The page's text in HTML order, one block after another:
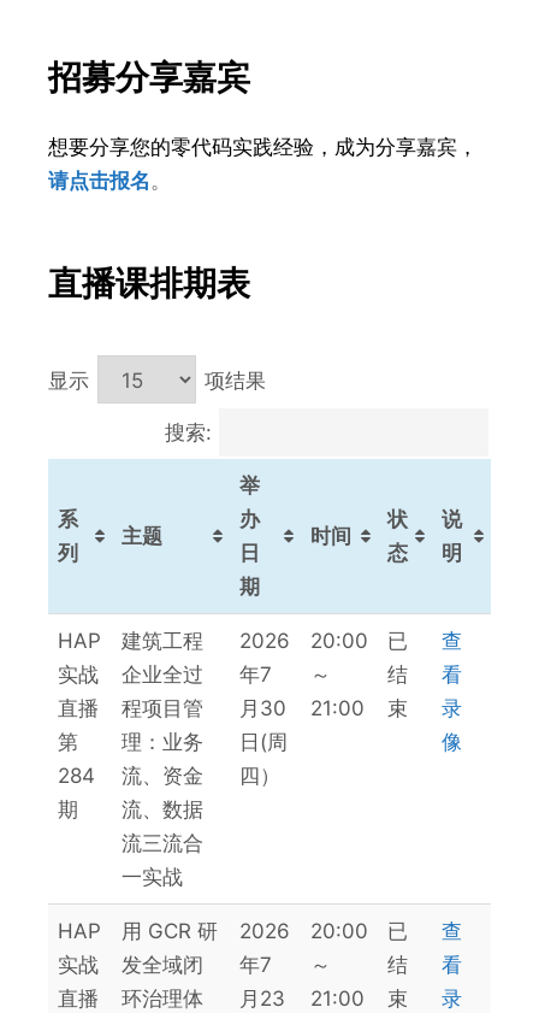
招募分享嘉宾
想要分享您的零代码实践经验，成为分享嘉宾，
请点击报名 。
直播课排期表
显示 项结果
搜索:
系
列
主题
举
办
日
期
时间
状
态
说
明
系
列
主题
举
办
日
期
时间
状
态
说
明
HAP
实战
直播
第
284
期
建筑工程
企业全过
程项目管
理：业务
流、资金
流、数据
流三流合
一实战
2026
年7
月30
日(周
四）
20:00
～
21:00
已
结
束
查
看
录
像
HAP
实战
直播
用 GCR 研
发全域闭
环治理体
2026
年7
月23
20:00
～
21:00
已
结
束
查
看
录